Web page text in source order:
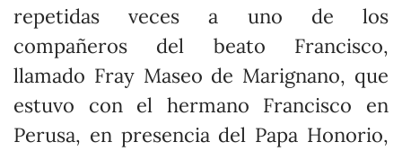
repetidas veces a uno de los
compañeros del beato Francisco,
llamado Fray Maseo de Marignano, que
estuvo con el hermano Francisco en
Perusa, en presencia del Papa Honorio,